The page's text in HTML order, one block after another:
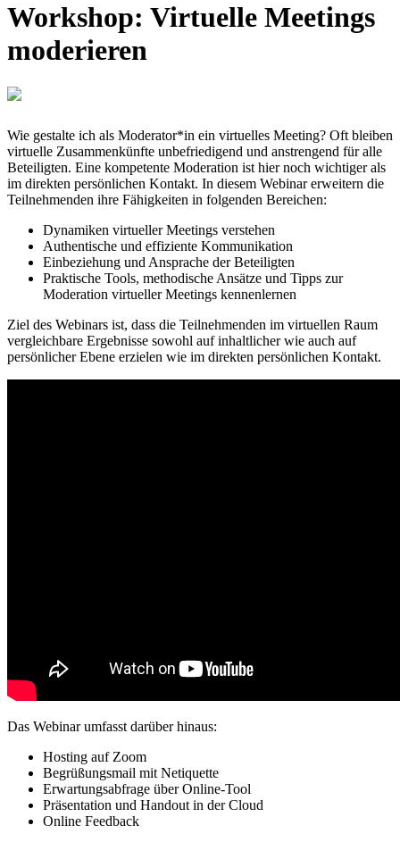
Workshop: Virtuelle Meetings
moderieren
Wie gestalte ich als Moderator*in ein virtuelles Meeting? Oft bleiben
virtuelle Zusammenkünfte unbefriedigend und anstrengend für alle
Beteiligten. Eine kompetente Moderation ist hier noch wichtiger als
im direkten persönlichen Kontakt. In diesem Webinar erweitern die
Teilnehmenden ihre Fähigkeiten in folgenden Bereichen:
Dynamiken virtueller Meetings verstehen
Authentische und effiziente Kommunikation
Einbeziehung und Ansprache der Beteiligten
Praktische Tools, methodische Ansätze und Tipps zur
Moderation virtueller Meetings kennenlernen
Ziel des Webinars ist, dass die Teilnehmenden im virtuellen Raum
vergleichbare Ergebnisse sowohl auf inhaltlicher wie auch auf
persönlicher Ebene erzielen wie im direkten persönlichen Kontakt.
Das Webinar umfasst darüber hinaus:
Hosting auf Zoom
Begrüßungsmail mit Netiquette
Erwartungsabfrage über Online-Tool
Präsentation und Handout in der Cloud
Online Feedback